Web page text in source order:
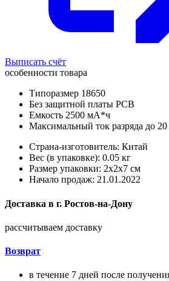
Выписать счёт
особенности товара
Типоразмер 18650
Без защитной платы PCB
Емкость 2500 мА*ч
Максимальный ток разряда до
Страна-изготовитель: Китай
Вес (в упаковке): 0.05 кг
Размер упаковки: 2x2x7 см
Начало продаж: 21.01.2022
Доставка в г. Ростов-на-Дону
рассчитываем доставку
Возврат
в течение 7 дней после